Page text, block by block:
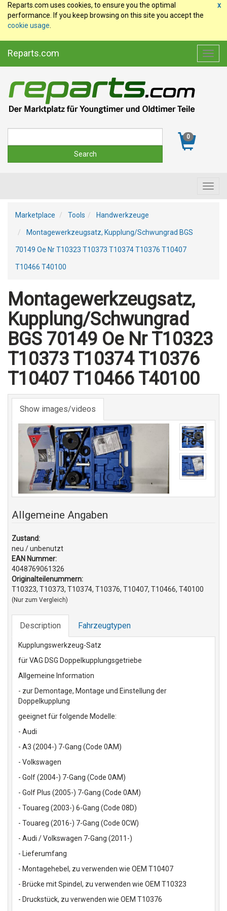
x
Reparts.com uses cookies, to ensure you the optimal
performance. If you keep browsing on this site you accept the
cookie usage
Reparts.com
0
Marketplace Tools Handwerkzeuge
Montagewerkzeugsatz, Kupplung/Schwungrad BGS
70149 Oe Nr T10323 T10373 T10374 T10376 T10407
T10466 T40100
Montagewerkzeugsatz,
Kupplung/Schwungrad
BGS 70149 Oe Nr T10323
T10373 T10374 T10376
T10407 T10466 T40100
Show images/videos
Allgemeine Angaben
Zustand:
neu / unbenutzt
EAN Nummer:
4048769061326
Originalteilenummern:
T10323, T10373, T10374, T10376, T10407, T10466, T40100
(Nur zum Vergleich)
Description Fahrzeugtypen
Kupplungswerkzeug-Satz
für VAG DSG Doppelkupplungsgetriebe
Allgemeine Information
- zur Demontage, Montage und Einstellung der
Doppelkupplung
geeignet für folgende Modelle:
- Audi
- A3 (2004-) 7-Gang (Code 0AM)
- Volkswagen
- Golf (2004-) 7-Gang (Code 0AM)
- Golf Plus (2005-) 7-Gang (Code 0AM)
- Touareg (2003-) 6-Gang (Code 08D)
- Touareg (2016-) 7-Gang (Code 0CW)
- Audi / Volkswagen 7-Gang (2011-)
- Lieferumfang
- Montagehebel, zu verwenden wie OEM T10407
- Brücke mit Spindel, zu verwenden wie OEM T10323
- Druckstück, zu verwenden wie OEM T10376